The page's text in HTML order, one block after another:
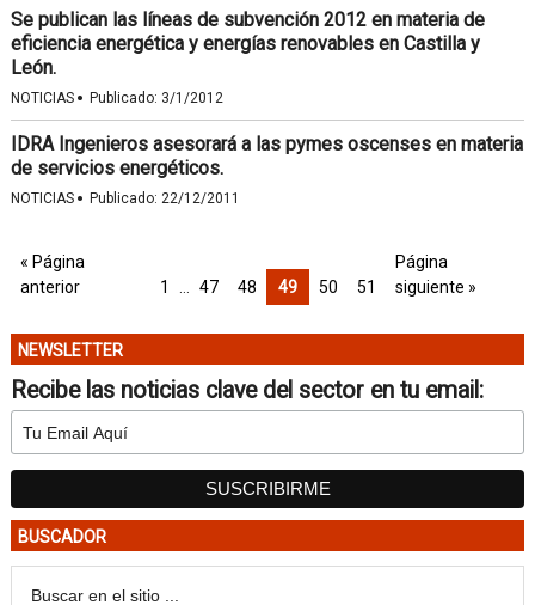
Se publican las líneas de subvención 2012 en materia de
eficiencia energética y energías renovables en Castilla y
León.
NOTICIAS · Publicado: 3/1/2012
IDRA Ingenieros asesorará a las pymes oscenses en materia
de servicios energéticos.
NOTICIAS · Publicado: 22/12/2011
« Página
anterior
1 47 48 49 50 51
Página
siguiente »
NEWSLETTER
Recibe las noticias clave del sector en tu email:
BUSCADOR